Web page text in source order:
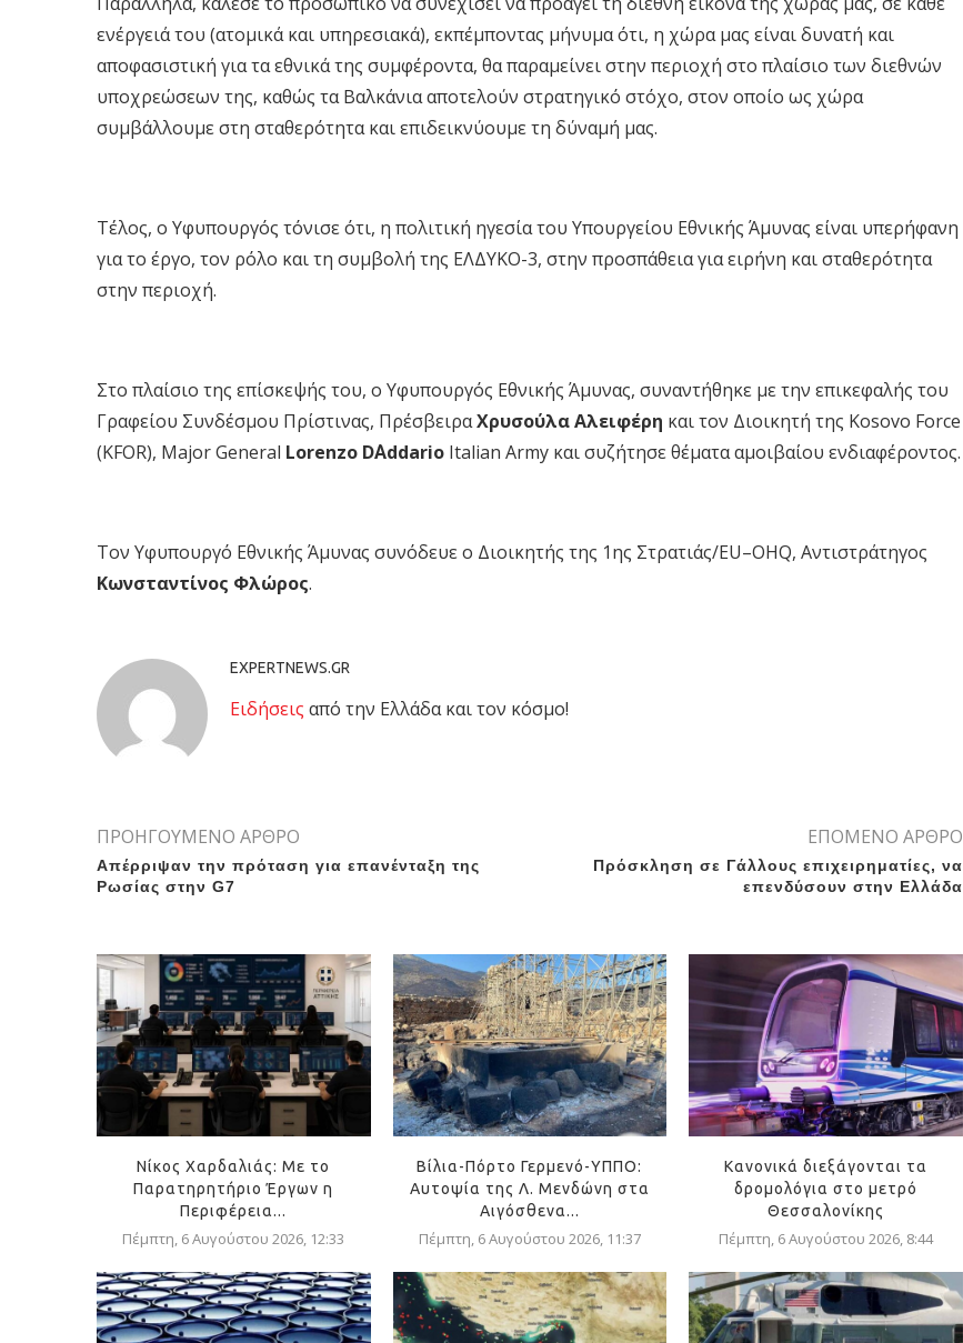
ενέργειά του (ατομικά και υπηρεσιακά), εκπέμποντας μήνυμα ότι, η χώρα μας είναι δυνατή και
αποφασιστική για τα εθνικά της συμφέροντα, θα παραμείνει στην περιοχή στο πλαίσιο των διεθνών
υποχρεώσεων της, καθώς τα Βαλκάνια αποτελούν στρατηγικό στόχο, στον οποίο ως χώρα
συμβάλλουμε στη σταθερότητα και επιδεικνύουμε τη δύναμή μας.
Τέλος, ο Υφυπουργός τόνισε ότι, η πολιτική ηγεσία του Υπουργείου Εθνικής Άμυνας είναι υπερήφανη
για το έργο, τον ρόλο και τη συμβολή της ΕΛΔΥΚΟ-3, στην προσπάθεια για ειρήνη και σταθερότητα
στην περιοχή.
Στο πλαίσιο της επίσκεψής του, ο Υφυπουργός Εθνικής Άμυνας, συναντήθηκε με την επικεφαλής του
Γραφείου Συνδέσμου Πρίστινας, ΠρέσβειραΧρυσούλα Αλειφέρη και τον Διοικητή της Kosovo Force
(KFOR), Major General Lorenzo D΄Addario Italian Army και συζήτησε θέματα αμοιβαίου ενδιαφέροντος.
Τον Υφυπουργό Εθνικής Άμυνας συνόδευε ο Διοικητής της 1ης Στρατιάς/EU–OHQ, Αντιστράτηγος
Κωνσταντίνος Φλώρος.
EXPERTNEWS.GR
Eιδήσεις από την Ελλάδα και τον κόσμο!
ΠΡΟΗΓΟΥΜΕΝΟ ΑΡΘΡΟ
Απέρριψαν την πρόταση για επανένταξη της
Ρωσίας στην G7
ΕΠΟΜΕΝΟ ΑΡΘΡΟ
Πρόσκληση σε Γάλλους επιχειρηματίες, να
επενδύσουν στην Ελλάδα
Νίκος Χαρδαλιάς: Με το
Παρατηρητήριο Έργων η
Περιφέρεια...
Πέμπτη, 6 Αυγούστου 2026, 12:33
Βίλια-Πόρτο Γερμενό-ΥΠΠΟ:
Αυτοψία της Λ. Μενδώνη στα
Αιγόσθενα...
Πέμπτη, 6 Αυγούστου 2026, 11:37
Κανονικά διεξάγονται τα
δρομολόγια στο μετρό
Θεσσαλονίκης
Πέμπτη, 6 Αυγούστου 2026, 8:44